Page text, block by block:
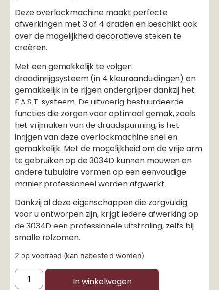
Deze overlockmachine maakt perfecte
afwerkingen met 3 of 4 draden en beschikt ook
over de mogelijkheid decoratieve steken te
creëren.
Met een gemakkelijk te volgen
draadinrijgsysteem (in 4 kleuraanduidingen) en
gemakkelijk in te rijgen ondergrijper dankzij het
F.A.S.T. systeem. De uitvoerig bestuurdeerde
functies die zorgen voor optimaal gemak, zoals
het vrijmaken van de draadspanning, is het
inrijgen van deze overlockmachine snel en
gemakkelijk. Met de mogelijkheid om de vrije arm
te gebruiken op de 3034D kunnen mouwen en
andere tubulaire vormen op een eenvoudige
manier professioneel worden afgwerkt.
Dankzij al deze eigenschappen die zorgvuldig
voor u ontworpen zijn, krijgt iedere afwerking op
de 3034D een professionele uitstraling, zelfs bij
smalle rolzomen.
2 op voorraad (kan nabesteld worden)
In winkelwagen